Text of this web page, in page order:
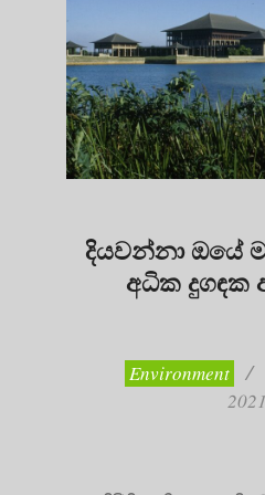
දියවන්නා ඔයේ
අධික දුගඳක
Environment
2021